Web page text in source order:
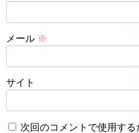
メール ※
サイト
次回のコメントで使用す